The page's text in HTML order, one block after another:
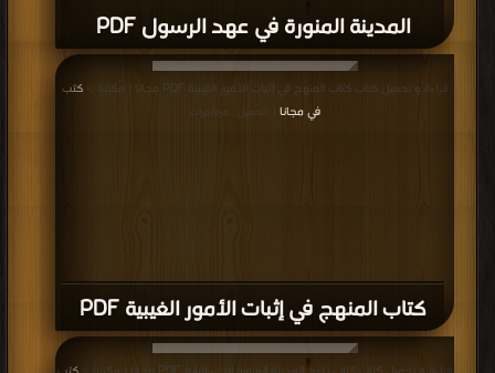
المدينة المنورة في عهد الرسول PDF
كتاب المنهج في إثبات الأمور الغيبية PDF
قراءة و تحميل كتاب كتاب المنهج في إثبات الأمور الغيبية PDF مجانا | مكتبة >
كتب
في مجانا | التحميل : مرة/مرات